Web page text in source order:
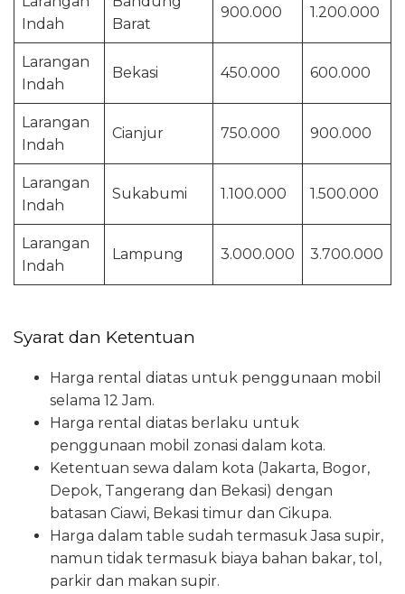
Indah
Barat
900.000 1.200.000
Larangan
Indah
Bekasi 450.000 600.000
Larangan
Indah
Cianjur 750.000 900.000
Larangan
Indah
Sukabumi 1.100.000 1.500.000
Larangan
Indah
Lampung 3.000.000 3.700.000
Syarat dan Ketentuan
Harga rental diatas untuk penggunaan mobil
selama 12 Jam.
Harga rental diatas berlaku untuk
penggunaan mobil zonasi dalam kota.
Ketentuan sewa dalam kota (Jakarta, Bogor,
Depok, Tangerang dan Bekasi) dengan
batasan Ciawi, Bekasi timur dan Cikupa.
Harga dalam table sudah termasuk Jasa supir,
namun tidak termasuk biaya bahan bakar, tol,
parkir dan makan supir.